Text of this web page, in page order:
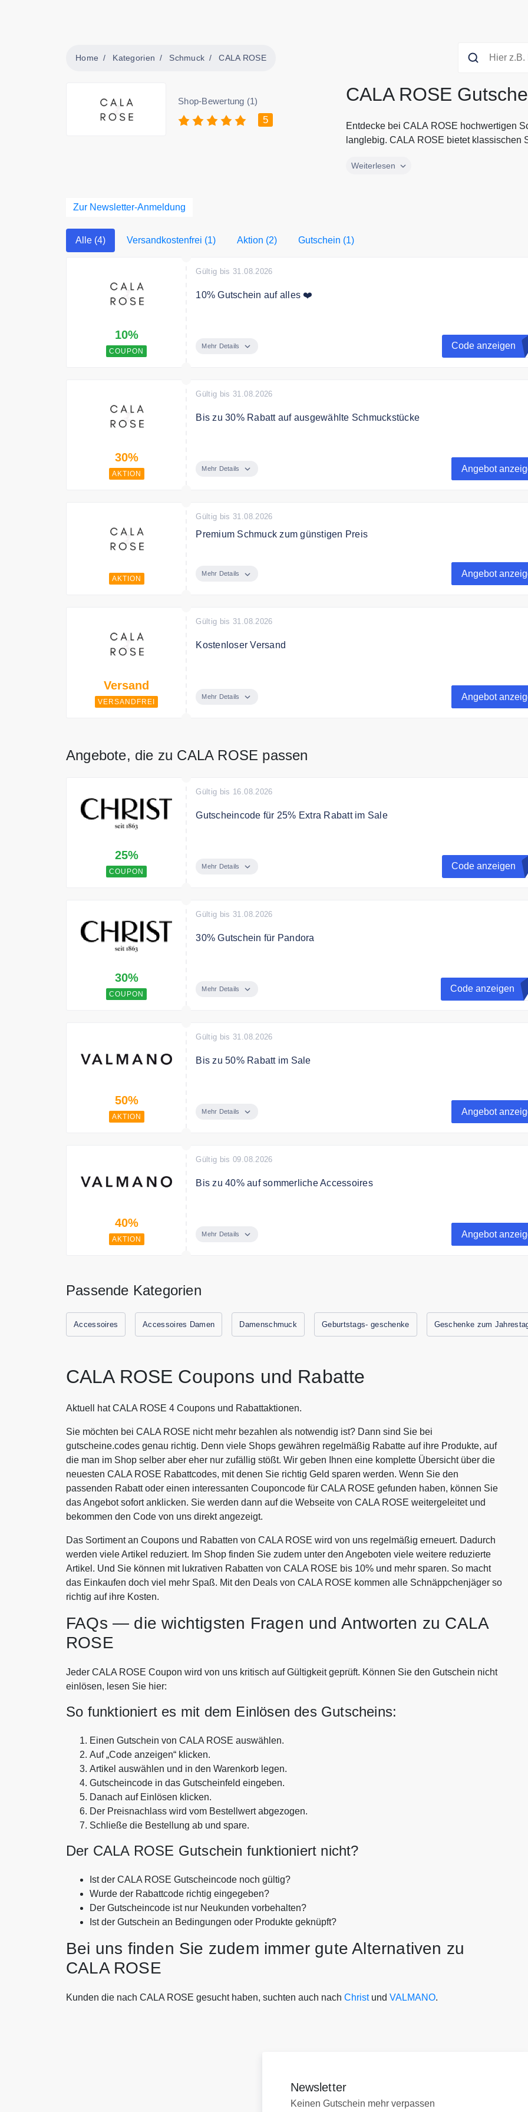
Home Kategorien Schmuck CALA ROSE
Shop-Bewertung (1)
5
CALA ROSE
Entdecke bei CALA ROSE hochwertigen
langlebig. CALA ROSE bietet klassischen
Entdecke bei CALA ROSE hochwertigen
Weiterlesen
Zur Newsletter-Anmeldung
Alle (4) Versandkostenfrei (1) Aktion (2) Gutschein (1)
10%
COUPON
Gültig bis 31.08.2026
10% Gutschein auf alles ❤️
Mehr Details Code anzeigen
30%
AKTION
Gültig bis 31.08.2026
Bis zu 30% Rabatt auf ausgewählte Schmuckstücke
Mehr Details Angebot
AKTION
Gültig bis 31.08.2026
Premium Schmuck zum günstigen Preis
Mehr Details Angebot
Versand
VERSANDFREI
Gültig bis 31.08.2026
Kostenloser Versand
Mehr Details Angebot
Angebote, die zu CALA ROSE passen
25%
COUPON
Gültig bis 16.08.2026
Gutscheincode für 25% Extra Rabatt im Sale
Mehr Details Code anzeigen
30%
COUPON
Gültig bis 31.08.2026
30% Gutschein für Pandora
Aktionspreis von 79€!. Sie sparen bis zu 30% mit dem Code
Mehr Details Code anzeigen
50%
AKTION
Gültig bis 31.08.2026
Bis zu 50% Rabatt im Sale
Mehr Details Angebot
40%
AKTION
Gültig bis 09.08.2026
Bis zu 40% auf sommerliche Accessoires
Mehr Details Angebot
Passende Kategorien
Accessoires Accessoires Damen Damenschmuck Geburtstags- geschenke Geschenke zum
CALA ROSE Coupons und Rabatte
Aktuell hat CALA ROSE 4 Coupons und Rabattaktionen.
Sie möchten bei CALA ROSE nicht mehr bezahlen als notwendig ist? Dann sind Sie bei
gutscheine.codes genau richtig. Denn viele Shops gewähren regelmäßig Rabatte auf ihre Produkte, auf
die man im Shop selber aber eher nur zufällig stößt. Wir geben Ihnen eine komplette Übersicht über die
neuesten CALA ROSE Rabattcodes, mit denen Sie richtig Geld sparen werden. Wenn Sie den
passenden Rabatt oder einen interessanten Couponcode für CALA ROSE gefunden haben, können Sie
das Angebot sofort anklicken. Sie werden dann auf die Webseite von CALA ROSE weitergeleitet und
bekommen den Code von uns direkt angezeigt.
Das Sortiment an Coupons und Rabatten von CALA ROSE wird von uns regelmäßig erneuert. Dadurch
werden viele Artikel reduziert. Im Shop finden Sie zudem unter den Angeboten viele weitere reduzierte
Artikel. Und Sie können mit lukrativen Rabatten von CALA ROSE bis 10% und mehr sparen. So macht
das Einkaufen doch viel mehr Spaß. Mit den Deals von CALA ROSE kommen alle Schnäppchenjäger so
richtig auf ihre Kosten.
FAQs — die wichtigsten Fragen und Antworten zu CALA
ROSE
Jeder CALA ROSE Coupon wird von uns kritisch auf Gültigkeit geprüft. Können Sie den Gutschein nicht
einlösen, lesen Sie hier:
So funktioniert es mit dem Einlösen des Gutscheins:
Einen Gutschein von CALA ROSE auswählen.
Auf „Code anzeigen“ klicken.
Artikel auswählen und in den Warenkorb legen.
Gutscheincode in das Gutscheinfeld eingeben.
Danach auf Einlösen klicken.
Der Preisnachlass wird vom Bestellwert abgezogen.
Schließe die Bestellung ab und spare.
Der CALA ROSE Gutschein funktioniert nicht?
Ist der CALA ROSE Gutscheincode noch gültig?
Wurde der Rabattcode richtig eingegeben?
Der Gutscheincode ist nur Neukunden vorbehalten?
Ist der Gutschein an Bedingungen oder Produkte geknüpft?
Bei uns finden Sie zudem immer gute Alternativen zu
CALA ROSE
Kunden die nach CALA ROSE gesucht haben, suchten auch nach Christund VALMANO.
Newsletter
Keinen Gutschein mehr verpassen